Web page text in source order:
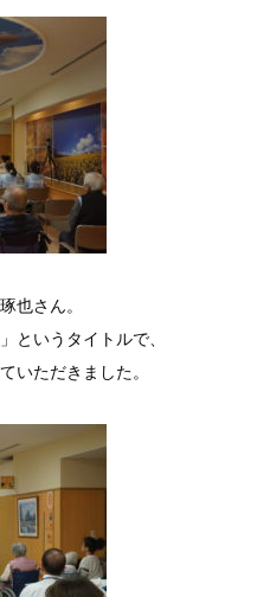
也さん。
というタイトルで、
いただきました。